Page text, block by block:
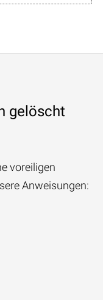
gelöscht
voreiligen
Anweisungen: